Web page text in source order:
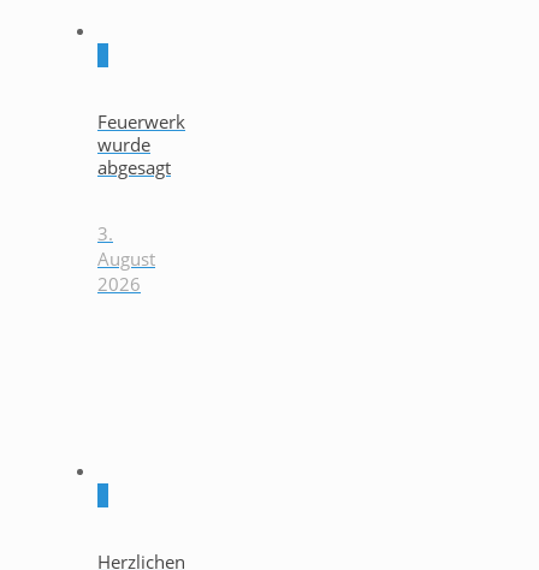
Feuerwerk
wurde
abgesagt
3.
August
2026
Herzlichen